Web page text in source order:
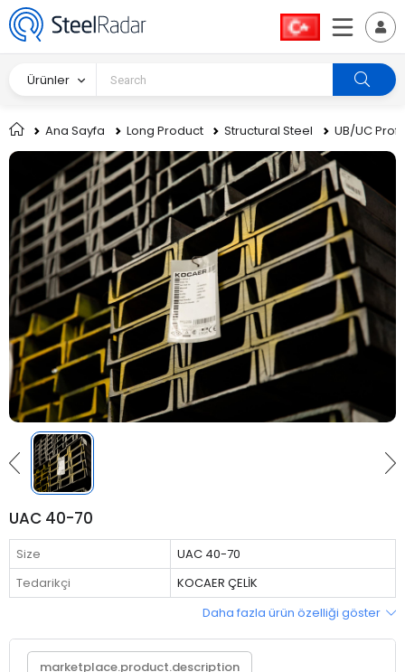
Ürünler
Ana Sayfa Long Product Structural Steel UB/UC Profil
UAC 40-70
Size
UAC 40-70
Tedarikçi
KOCAER ÇELİK
Daha fazla ürün özelliği göster
marketplace.product.description